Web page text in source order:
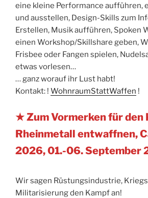
eine kleine Performance aufführen,
und ausstellen, Design-Skills zum
Erstellen, Musik aufführen, Spoken
einen Workshop/Skillshare geben,
Frisbee oder Fangen spielen,
etwas vorlesen…
… ganz worauf ihr Lust habt!
Kontakt: ! WohnraumStattWaffen !
★ Zum Vormerken für den
Rheinmetall entwaffnen,
2026, 01.-06. September
Wir sagen Rüstungsindustrie,
Militarisierung den Kampf an!